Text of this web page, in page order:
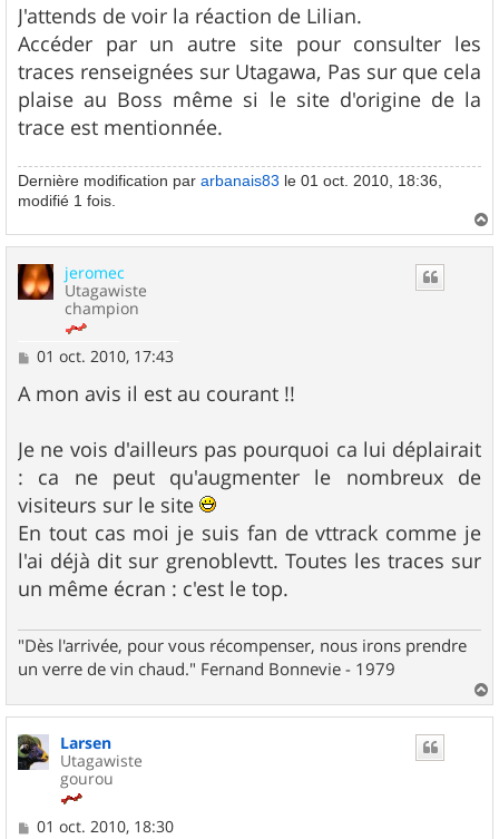
s
s
a
g
e
J'attends de voir la réaction de Lilian.
Accéder par un autre site pour consulter les
traces renseignées sur Utagawa, Pas sur que cela
plaise au Boss même si le site d'origine de la
trace est mentionnée.
Dernière modification par arbanais83 le 01 oct. 2010, 18:36,
modifié 1 fois.
a
jeromec
Utagawiste
champion
M
s
s
g
e
01 oct. 2010, 17:43
A mon avis il est au courant !!
Je ne vois d'ailleurs pas pourquoi ca lui déplairait
: ca ne peut qu'augmenter le nombreux de
visiteurs sur le site
En tout cas moi je suis fan de vttrack comme je
l'ai déjà dit sur grenoblevtt. Toutes les traces sur
un même écran : c'est le top.
"Dès l'arrivée, pour vous récompenser, nous irons prendre
un verre de vin chaud." Fernand Bonnevie - 1979
a
Larsen
Utagawiste
gourou
M
01 oct. 2010, 18:30